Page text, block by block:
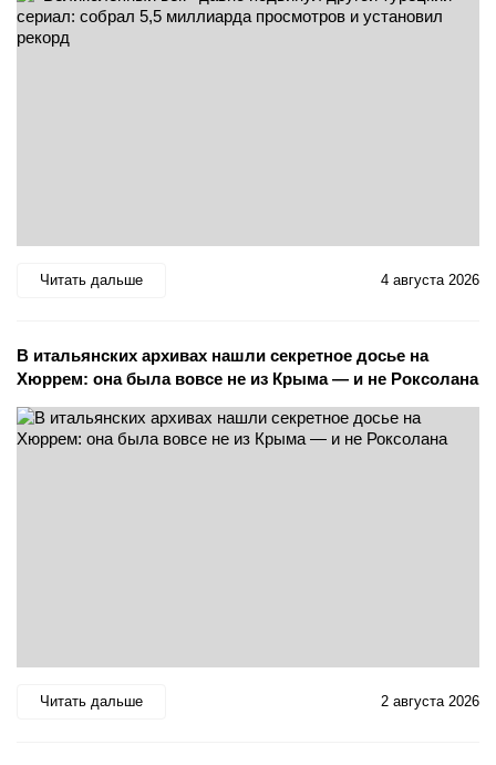
Читать дальше 4 августа 2026
В итальянских архивах нашли секретное досье на
Хюррем: она была вовсе не из Крыма — и не Роксолана
Читать дальше 2 августа 2026